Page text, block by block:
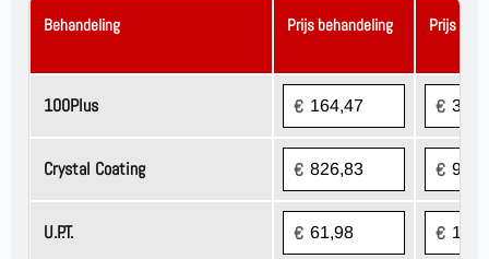
Behandeling Prijs behandeling Prijs
100Plus
Crystal Coating
U.P.T.